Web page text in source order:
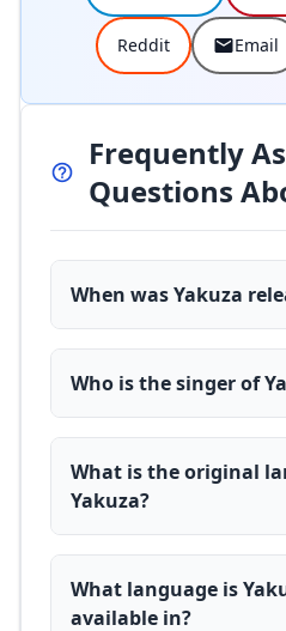
Reddit Email
Frequently
Questions
When was Yakuza
Who is the singer of
What is the original
Yakuza?
What language is
available in?